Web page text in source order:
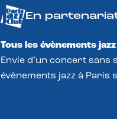
En
Tous les évènements
Envie d’un concert sans
évènements jazz à Paris